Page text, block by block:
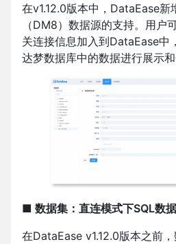
在v1.12.0版本中，DataEase新
（DM8）数据源的支持。用户
关连接信息加入到DataEase中
达梦数据库中的数据进行展示和
■ 数据集：直连模式下SQL数
在DataEase v1.12.0版本之前